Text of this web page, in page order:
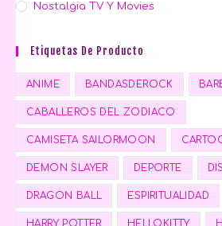
Nostalgia TV Y Movies
Etiquetas De Producto
ANIME BANDASDEROCK
CABALLEROS DEL ZODIACO
CAMISETA SAILORMOON
DEMON SLAYER DEPORTE
DRAGON BALL ESPIRITUALIDAD
HARRY POTTER HELLOKITTY